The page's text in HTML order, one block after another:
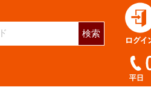
検索